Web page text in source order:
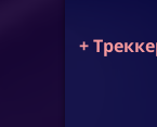
+